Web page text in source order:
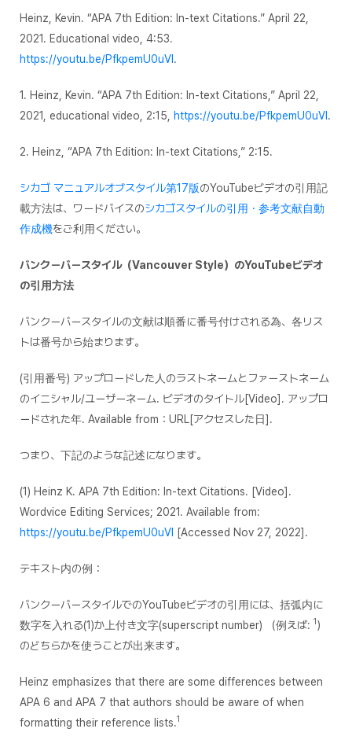
Heinz, Kevin. “APA 7th Edition: In-text Citations.” April 22,
2021. Educational video, 4:53.
https://youtu.be/PfkpemU0uVI.
1. Heinz, Kevin. “APA 7th Edition: In-text Citations,” April 22,
2021, educational video, 2:15, https://youtu.be/PfkpemU0uVI.
2. Heinz, “APA 7th Edition: In-text Citations,” 2:15.
シカゴ マニュアルオブスタイル第17版のYouTubeビデオの引用記
載方法は、ワードバイスのシカゴスタイルの引用・参考文献自動
作成機をご利用ください。
バンクーバースタイル（Vancouver Style）のYouTubeビデオ
の引用方法
バンクーバースタイルの文献は順番に番号付けされる為、各リス
トは番号から始まります。
(引用番号) アップロードした人のラストネームとファーストネーム
のイニシャル/ユーザーネーム. ビデオのタイトル[Video]. アップロ
ードされた年. Available from：URL[アクセスした日].
つまり、下記のような記述になります。
(1) Heinz K. APA 7th Edition: In-text Citations. [Video].
Wordvice Editing Services; 2021. Available from:
https://youtu.be/PfkpemU0uVI [Accessed Nov 27, 2022].
テキスト内の例：
バンクーバースタイルでのYouTubeビデオの引用には、括弧内に
数字を入れる(1)か上付き文字(superscript number) （例えば: 1 ）
のどちらかを使うことが出来ます。
Heinz emphasizes that there are some differences between
APA 6 and APA 7 that authors should be aware of when
formatting their reference lists.1